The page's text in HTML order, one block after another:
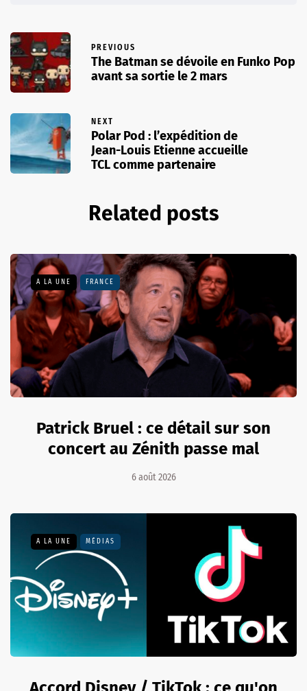
PREVIOUS
The Batman se dévoile en Funko Pop
avant sa sortie le 2 mars
NEXT
Polar Pod : l’expédition de
Jean-Louis Etienne accueille
TCL comme partenaire
Related posts
A LA UNE FRANCE
Patrick Bruel : ce détail sur son
concert au Zénith passe mal
6 août 2026
A LA UNE MÉDIAS